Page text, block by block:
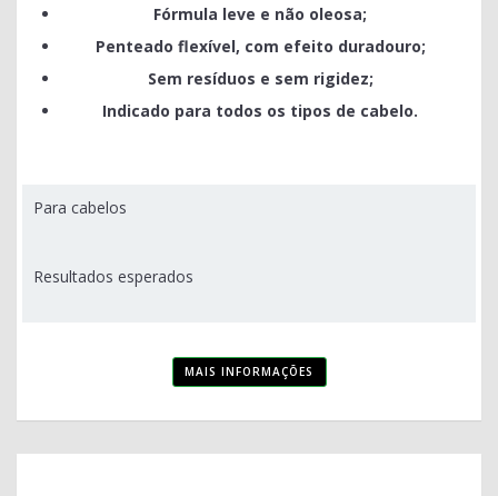
Fórmula leve e não oleosa;
Penteado flexível, com efeito duradouro;
Sem resíduos e sem rigidez;
Indicado para todos os tipos de cabelo.
Para cabelos
Resultados esperados
MAIS INFORMAÇÕES